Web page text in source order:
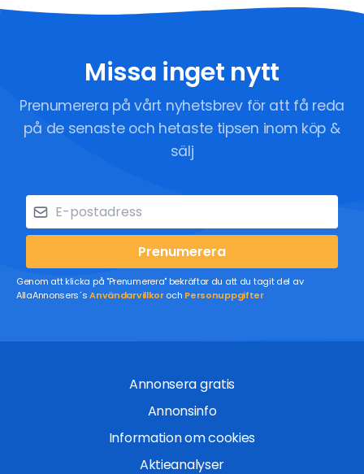
Missa inget nytt
Prenumerera på vårt nyhetsbrev för att få reda
på de senaste och hetaste tipsen inom köp &
sälj
Prenumerera
Genom att klicka på "Prenumerera" bekräftar du att du tagit del av
AllaAnnonsers´sAnvändarvillkoroch Personuppgifter
Annonsera gratis
Annonsinfo
Information om cookies
Aktieanalyser